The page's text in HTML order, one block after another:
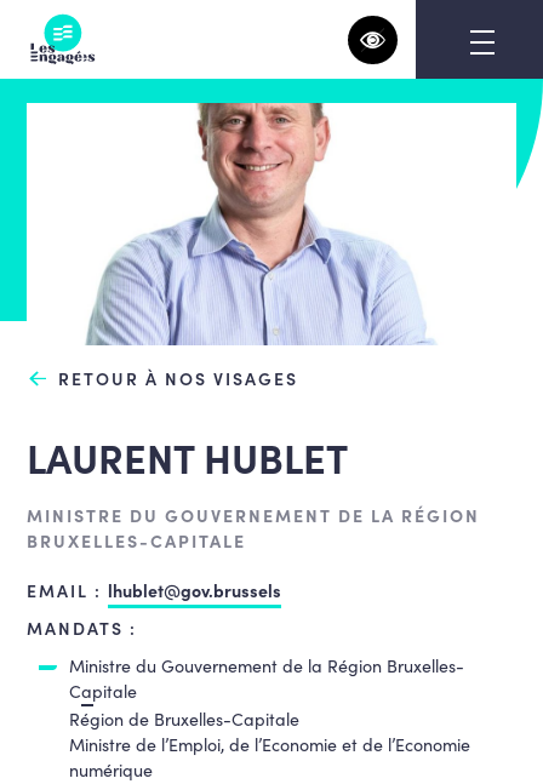
content
RETOUR À NOS VISAGES
LAURENT HUBLET
MINISTRE DU GOUVERNEMENT DE LA RÉGION
BRUXELLES-CAPITALE
EMAIL : lhublet@gov.brussels
MANDATS :
Ministre du Gouvernement de la Région Bruxelles-
Capitale
Région de Bruxelles-Capitale
Ministre de l’Emploi, de l’Economie et de l’Economie
numérique